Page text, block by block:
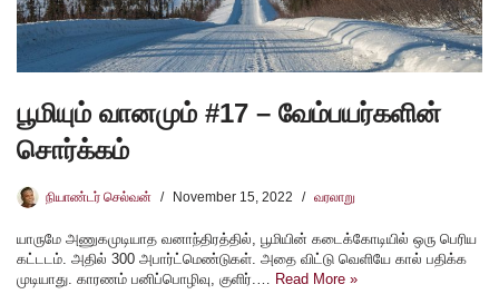
பூமியும் வானமும் #17 – வேம்பயர்களின்
சொர்க்கம்
நியாண்டர் செல்வன் November 15, 2022 வரலாறு
யாருமே அணுகமுடியாத வனாந்திரத்தில், பூமியின் கடைக்கோடியில் ஒரு பெரிய
கட்டடம். அதில் 300 அபார்ட்மெண்டுகள். அதை விட்டு வெளியே கால் பதிக்க
முடியாது. காரணம் பனிப்பொழிவு, குளிர்.… Read More »